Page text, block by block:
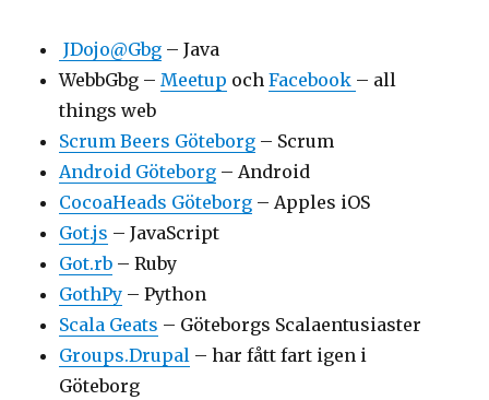
JDojo@Gbg – Java
WebbGbg –Meetup ochFacebook – all
things web
Scrum Beers Göteborg – Scrum
Android Göteborg – Android
CocoaHeads Göteborg – Apples iOS
Got.js – JavaScript
Got.rb – Ruby
GothPy – Python
Scala Geats – Göteborgs Scalaentusiaster
Groups.Drupal – har fått fart igen i
Göteborg